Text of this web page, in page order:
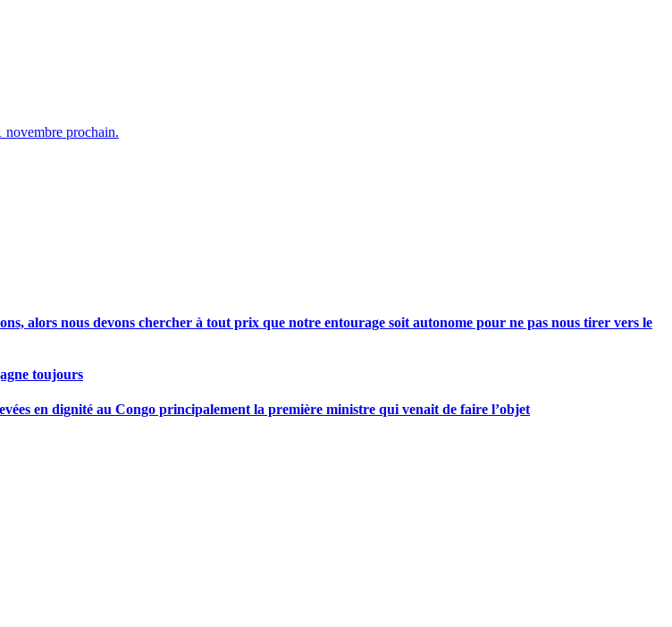
novembre prochain.
alors nous devons chercher à tout prix que notre entourage soit autonome pour ne pas nous tirer vers le
toujours
en dignité au Congo principalement la première ministre qui venait de faire l’objet